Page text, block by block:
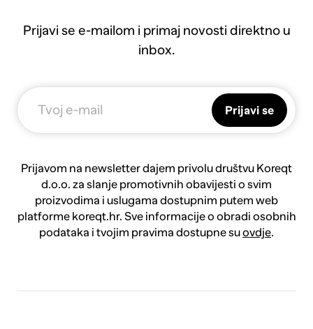
Prijavi se e-mailom i primaj novosti direktno u
inbox.
Prijavi se
Prijavom na newsletter dajem privolu društvu Koreqt
d.o.o. za slanje promotivnih obavijesti o svim
proizvodima i uslugama dostupnim putem web
platforme koreqt.hr. Sve informacije o obradi osobnih
podataka i tvojim pravima dostupne suovdje.